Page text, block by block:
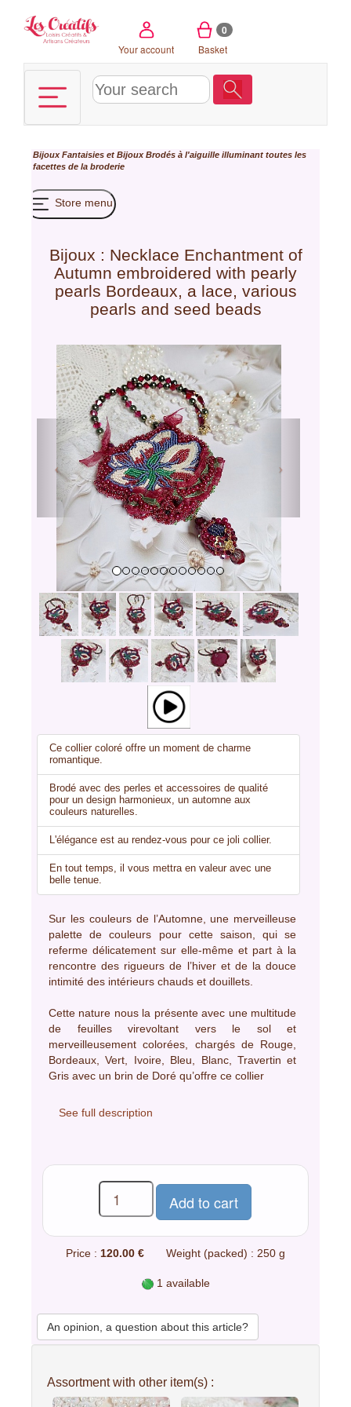
Your account
0
Basket
Bijoux Fantaisies et Bijoux Brodés à l'aiguille illuminant toutes les
facettes de la broderie
Store menu
Bijoux : Necklace Enchantment of
Autumn embroidered with pearly
pearls Bordeaux, a lace, various
pearls and seed beads
Previous
Ce collier coloré offre un moment de charme
romantique.
Brodé avec des perles et accessoires de qualité
pour un design harmonieux, un automne aux
couleurs naturelles.
L'élégance est au rendez-vous pour ce joli collier.
En tout temps, il vous mettra en valeur avec une
belle tenue.
Sur les couleurs de l’Automne, une merveilleuse
palette de couleurs pour cette saison, qui se
referme délicatement sur elle-même et part à la
rencontre des rigueurs de l’hiver et de la douce
intimité des intérieurs chauds et douillets.
Cette nature nous la présente avec une multitude
de feuilles virevoltant vers le sol et
merveilleusement colorées, chargés de Rouge,
Bordeaux, Vert, Ivoire, Bleu, Blanc, Travertin et
Gris avec un brin de Doré qu’offre ce collier
See full description
Price : 120.00 € Weight (packed) : 250 g
1 available
An opinion, a question about this article?
Assortment with other item(s) :